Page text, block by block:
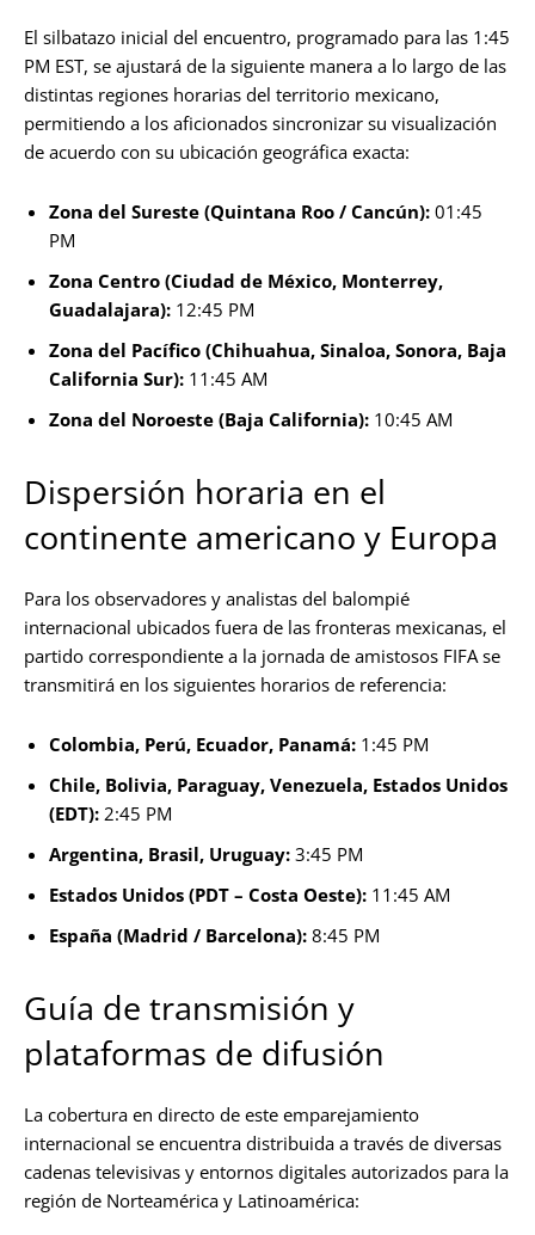
El silbatazo inicial del encuentro, programado para las 1:45
PM EST, se ajustará de la siguiente manera a lo largo de las
distintas regiones horarias del territorio mexicano,
permitiendo a los aficionados sincronizar su visualización
de acuerdo con su ubicación geográfica exacta:
Zona del Sureste (Quintana Roo / Cancún): 01:45
PM
Zona Centro (Ciudad de México, Monterrey,
Guadalajara): 12:45 PM
Zona del Pacífico (Chihuahua, Sinaloa, Sonora, Baja
California Sur): 11:45 AM
Zona del Noroeste (Baja California): 10:45 AM
Dispersión horaria en el
continente americano y Europa
Para los observadores y analistas del balompié
internacional ubicados fuera de las fronteras mexicanas, el
partido correspondiente a la jornada de amistosos FIFA se
transmitirá en los siguientes horarios de referencia:
Colombia, Perú, Ecuador, Panamá: 1:45 PM
Chile, Bolivia, Paraguay, Venezuela, Estados Unidos
(EDT): 2:45 PM
Argentina, Brasil, Uruguay: 3:45 PM
Estados Unidos (PDT – Costa Oeste): 11:45 AM
España (Madrid / Barcelona): 8:45 PM
Guía de transmisión y
plataformas de difusión
La cobertura en directo de este emparejamiento
internacional se encuentra distribuida a través de diversas
cadenas televisivas y entornos digitales autorizados para la
región de Norteamérica y Latinoamérica: